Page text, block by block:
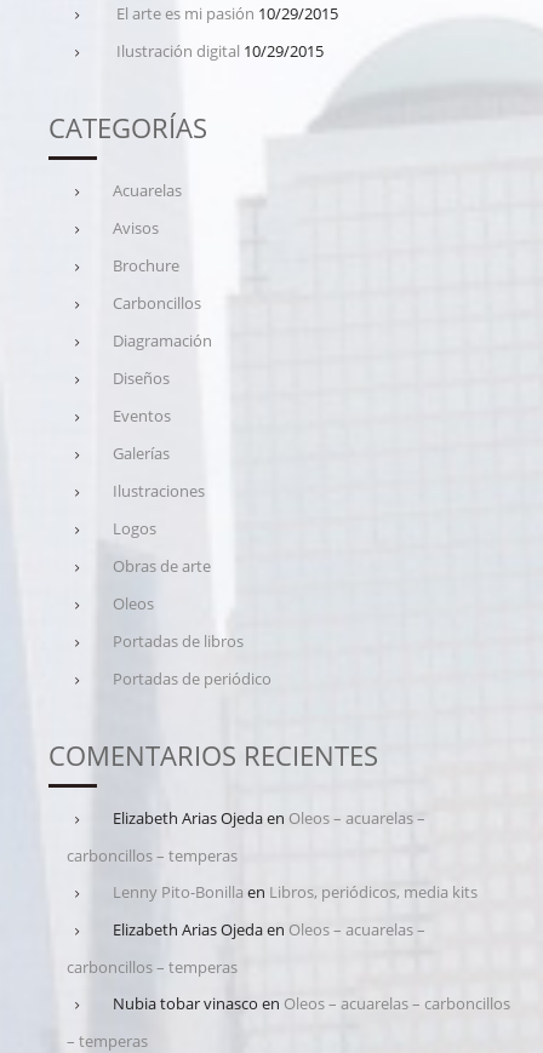
El arte es mi pasión 10/29/2015
Ilustración digital 10/29/2015
CATEGORÍAS
Acuarelas
Avisos
Brochure
Carboncillos
Diagramación
Diseños
Eventos
Galerías
Ilustraciones
Logos
Obras de arte
Oleos
Portadas de libros
Portadas de periódico
COMENTARIOS RECIENTES
Elizabeth Arias Ojedaen Oleos – acuarelas –
carboncillos – temperas
Lenny Pito-Bonilla en Libros, periódicos, media kits
Elizabeth Arias Ojedaen Oleos – acuarelas –
carboncillos – temperas
Nubia tobar vinasco en Oleos – acuarelas – carboncillos
– temperas